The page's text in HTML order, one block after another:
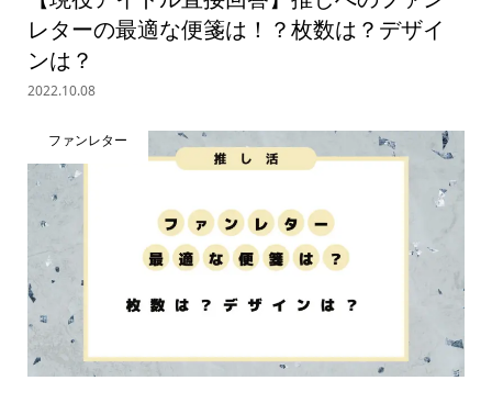
レターの最適な便箋は！？枚数は？デザイ
ンは？
2022.10.08
ファンレター